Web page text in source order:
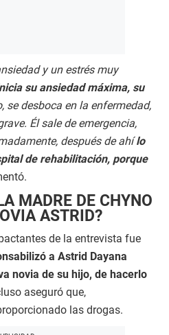
y un estrés muy
su ansiedad máxima, su
se desboca en la enfermedad,
Él sale de emergencia,
después de ahílo
de rehabilitación, porque
MADRE DE CHYNO
ASTRID?
de la entrevista fue
a Astrid Dayana
novia de su hijo, de hacerlo
aseguró que,
las drogas.